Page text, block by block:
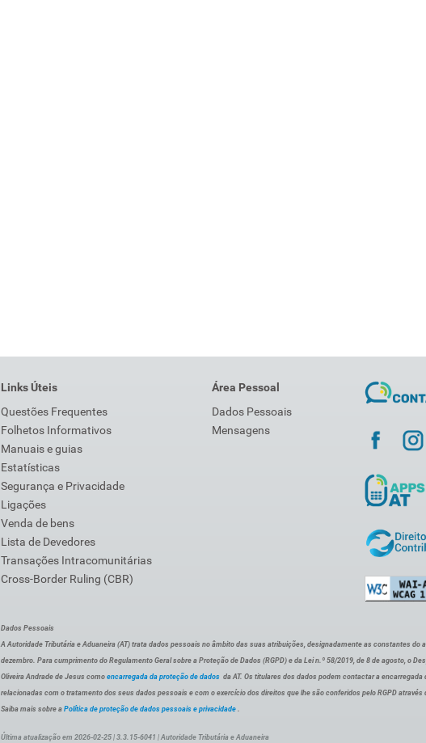
Links Úteis
Questões Frequentes
Folhetos Informativos
Manuais e guias
Estatísticas
Segurança e Privacidade
Ligações
Venda de bens
Lista de Devedores
Transações Intracomunitárias
Cross-Border Ruling (CBR)
Área Pessoal
Dados Pessoais
Mensagens
Dados Pessoais
A Autoridade Tributária e Aduaneira (AT) trata dados pessoais no âmbito das suas atribuições, designadamente as constantes do
dezembro. Para cumprimento do Regulamento Geral sobre a Proteção de Dados (RGPD) e da Lei n.º 58/2019, de 8 de agosto, o
Oliveira Andrade de Jesus como encarregada da proteção de dados da AT. Os titulares dos dados podem contactar a
relacionadas com o tratamento dos seus dados pessoais e com o exercício dos direitos que lhe são conferidos pelo RGPD através
Saiba mais sobre a Política de proteção de dados pessoais e privacidade .
Última atualização em 2026-02-25 | 3.3.15-6041 | Autoridade Tributária e Aduaneira